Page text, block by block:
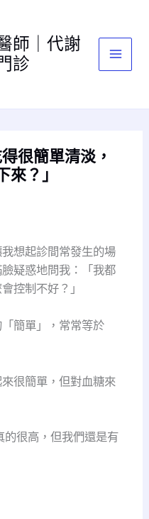
師｜代謝
診
很簡單清淡，
？」
想起診間常發生的場
疑惑地問我：「我都
控制不好？」
簡單」，常常等於
很簡單，但對血糖來
很高，但我們還是有